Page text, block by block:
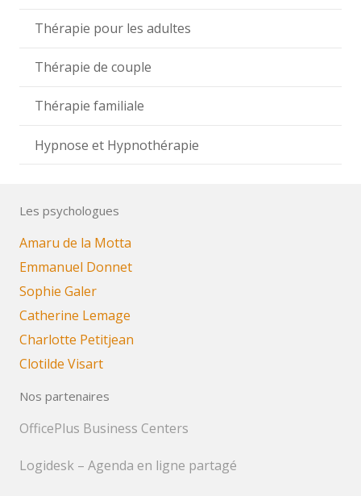
Thérapie pour les adultes
Thérapie de couple
Thérapie familiale
Hypnose et Hypnothérapie
Les psychologues
Amaru de la Motta
Emmanuel Donnet
Sophie Galer
Catherine Lemage
Charlotte Petitjean
Clotilde Visart
Nos partenaires
OfficePlus Business Centers
Logidesk – Agenda en ligne partagé